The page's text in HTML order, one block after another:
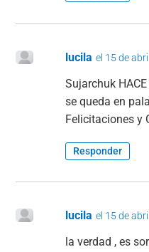
lucila el 15 de
Sujarchuk
se queda en
Felicitaciones y
Responder
lucila el 15 de
la verdad , es